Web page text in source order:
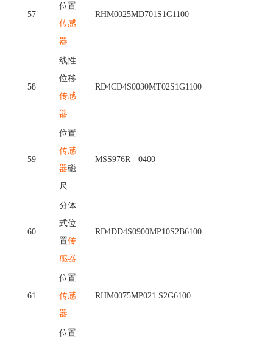
57
位置
传感
器
RHM0025MD701S1G1100
58
线性
位移
传感
器
RD4CD4S0030MT02S1G1100
59
位置
传感
器磁
尺
MSS976R - 0400
60
分体
式位
置传
感器
RD4DD4S0900MP10S2B6100
61
位置
传感
器
RHM0075MP021 S2G6100
位置